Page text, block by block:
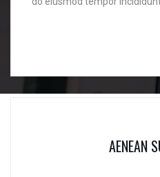
AENEAN